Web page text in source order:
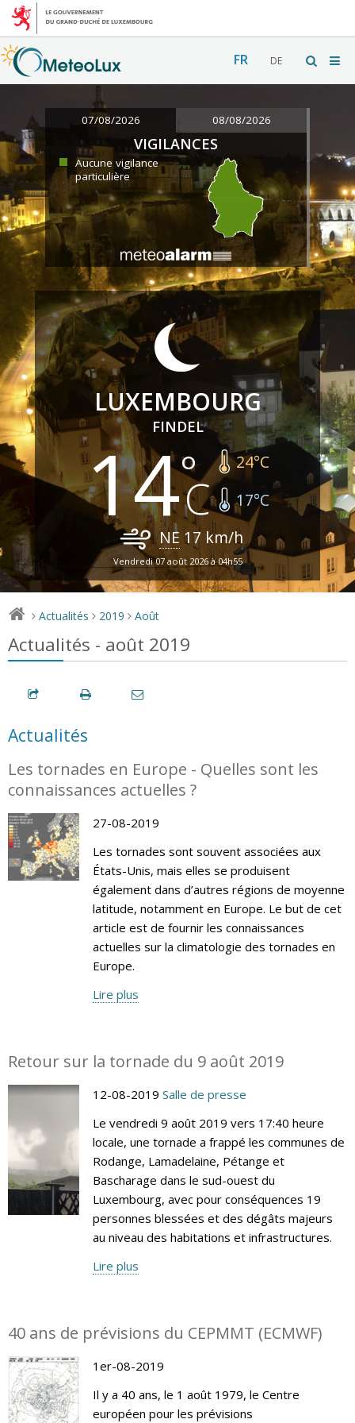
FR DE
07/08/2026 08/08/2026
VIGILANCES
Aucune vigilance
particulière
LUXEMBOURG
FINDEL
14 24°C
17°C
NE 17 km/h
Vendredi 07 août 2026 à 04h55
> Actualités > 2019 > Août
Actualités - août 2019
Actualités
Les tornades en Europe - Quelles sont les
connaissances actuelles ?
27-08-2019
Les tornades sont souvent associées aux
États-Unis, mais elles se produisent
également dans d’autres régions de moyenne
latitude, notamment en Europe. Le but de cet
article est de fournir les connaissances
actuelles sur la climatologie des tornades en
Europe.
Lire plus
Retour sur la tornade du 9 août 2019
12-08-2019 Salle de presse
Le vendredi 9 août 2019 vers 17:40 heure
locale, une tornade a frappé les communes de
Rodange, Lamadelaine, Pétange et
Bascharage dans le sud-ouest du
Luxembourg, avec pour conséquences 19
personnes blessées et des dégâts majeurs
au niveau des habitations et infrastructures.
Lire plus
40 ans de prévisions du CEPMMT (ECMWF)
1er-08-2019
Il y a 40 ans, le 1 août 1979, le Centre
européen pour les prévisions